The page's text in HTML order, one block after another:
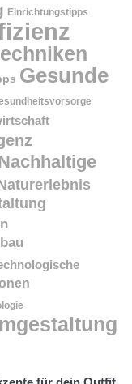
Einrichtungstipps
Gesunde